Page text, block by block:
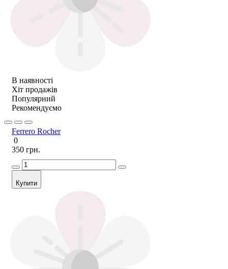
В наявності
Хіт продажів
Популярний
Рекомендуємо
Ferrero Rocher
0
350 грн.
Купити